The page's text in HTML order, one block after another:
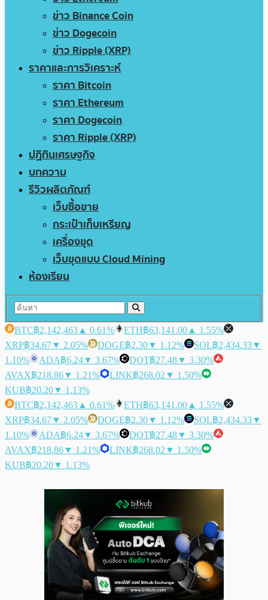
ข่าว Binance Coin
ข่าว Dogecoin
ข่าว Ripple (XRP)
ราคาและการวิเคราะห์
ราคา Bitcoin
ราคา Ethereum
ราคา Dogecoin
ราคา Ripple (XRP)
ปฏิทินเศรษฐกิจ
บทความ
รีวิวผลิตภัณฑ์
เว็บซื้อขาย
กระเป๋าเก็บเหรียญ
เครื่องขุด
เว็บขุดแบบ Cloud Mining
ห้องเรียน
BTC฿2,142,463 ▲ 0.61% ETH฿63,141.00 ▲ 1.55%
XRP฿34.67▼ 2.05% DOGE฿2.30▼ 1.12% SOL฿2,434.33▼
1.10%
ADA฿6.24▼ 3.67% DOT฿27.48▼ 3.30%
AVAX฿218.86▼ 1.21% LINK฿268.02 ▼ 1.50%
KUB฿20.20▼ 1.13%
BTC฿2,142,463 ▲ 0.61% ETH฿63,141.00 ▲ 1.55%
XRP฿34.67▼ 2.05% DOGE฿2.30▼ 1.12% SOL฿2,434.33▼
1.10%
ADA฿6.24▼ 3.67% DOT฿27.48▼ 3.30%
AVAX฿218.86▼ 1.21% LINK฿268.02 ▼ 1.50%
KUB฿20.20▼ 1.13%